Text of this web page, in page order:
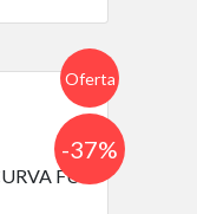
Oferta
-37%